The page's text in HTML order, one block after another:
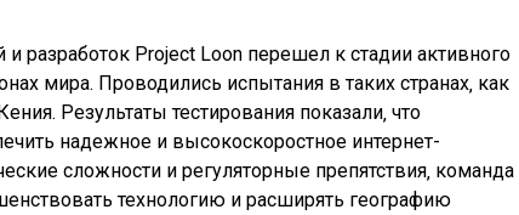
разработок Project Loon перешел к стадии активного
мира. Проводились испытания в таких странах‚ как
Результаты тестирования показали‚ что
надежное и высокоскоростное интернет-
сложности и регуляторные препятствия‚ команда
технологию и расширять географию